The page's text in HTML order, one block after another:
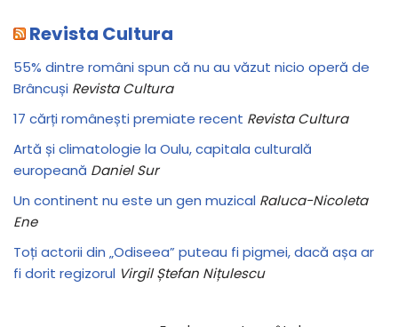
Revista Cultura
55% dintre români spun că nu au văzut nicio operă de
Brâncuși Revista Cultura
17 cărți românești premiate recent Revista Cultura
Artă și climatologie la Oulu, capitala culturală
europeană Daniel Sur
Un continent nu este un gen muzical Raluca-Nicoleta
Ene
Toți actorii din „Odiseea” puteau fi pigmei, dacă așa ar
fi dorit regizorul Virgil Ștefan Nițulescu